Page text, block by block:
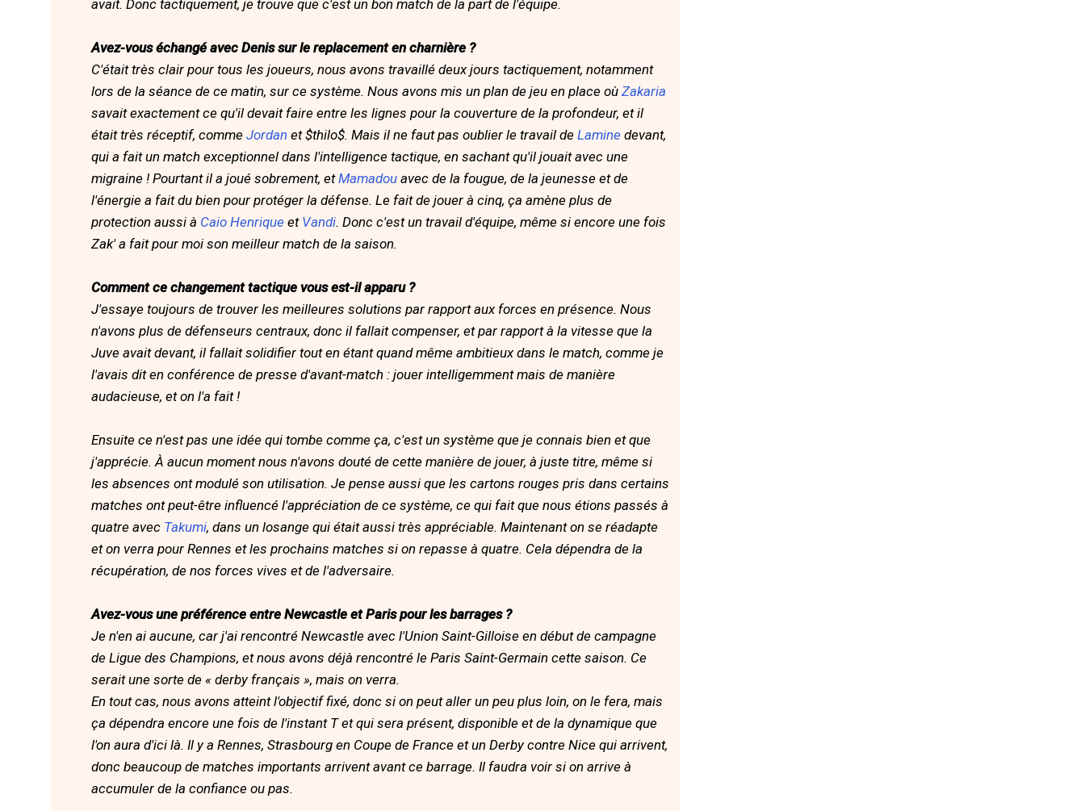
avait. Donc tactiquement, je trouve que c'est un bon match de la part de l'équipe.
Avez-vous échangé avec Denis sur le replacement en charnière ?
C'était très clair pour tous les joueurs, nous avons travaillé deux jours tactiquement, notamment
lors de la séance de ce matin, sur ce système. Nous avons mis un plan de jeu en place où Zakaria
savait exactement ce qu'il devait faire entre les lignes pour la couverture de la profondeur, et il
était très réceptif, comme Jordan et $thilo$. Mais il ne faut pas oublier le travail de Lamine devant,
qui a fait un match exceptionnel dans l'intelligence tactique, en sachant qu'il jouait avec une
migraine ! Pourtant il a joué sobrement, etMamadou avec de la fougue, de la jeunesse et de
l'énergie a fait du bien pour protéger la défense. Le fait de jouer à cinq, ça amène plus de
protection aussi à Caio Henrique et Vandi. Donc c'est un travail d'équipe, même si encore une fois
Zak' a fait pour moi son meilleur match de la saison.
Comment ce changement tactique vous est-il apparu ?
J'essaye toujours de trouver les meilleures solutions par rapport aux forces en présence. Nous
n'avons plus de défenseurs centraux, donc il fallait compenser, et par rapport à la vitesse que la
Juve avait devant, il fallait solidifier tout en étant quand même ambitieux dans le match, comme je
l'avais dit en conférence de presse d'avant-match : jouer intelligemment mais de manière
audacieuse, et on l'a fait !
Ensuite ce n'est pas une idée qui tombe comme ça, c'est un système que je connais bien et que
j'apprécie. À aucun moment nous n'avons douté de cette manière de jouer, à juste titre, même si
les absences ont modulé son utilisation. Je pense aussi que les cartons rouges pris dans certains
matches ont peut-être influencé l'appréciation de ce système, ce qui fait que nous étions passés à
quatre avec Takumi, dans un losange qui était aussi très appréciable. Maintenant on se réadapte
et on verra pour Rennes et les prochains matches si on repasse à quatre. Cela dépendra de la
récupération, de nos forces vives et de l'adversaire.
Avez-vous une préférence entre Newcastle et Paris pour les barrages ?
Je n'en ai aucune, car j'ai rencontré Newcastle avec l'Union Saint-Gilloise en début de campagne
de Ligue des Champions, et nous avons déjà rencontré le Paris Saint-Germain cette saison. Ce
serait une sorte de « derby français », mais on verra.
En tout cas, nous avons atteint l'objectif fixé, donc si on peut aller un peu plus loin, on le fera, mais
ça dépendra encore une fois de l'instant T et qui sera présent, disponible et de la dynamique que
l'on aura d'ici là. Il y a Rennes, Strasbourg en Coupe de France et un Derby contre Nice qui arrivent,
donc beaucoup de matches importants arrivent avant ce barrage. Il faudra voir si on arrive à
accumuler de la confiance ou pas.